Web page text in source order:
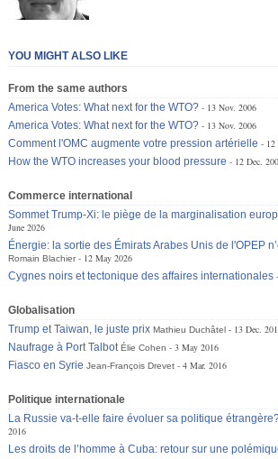
YOU MIGHT ALSO LIKE
From the same authors
America Votes: What next for the WTO?
13 Nov. 2006
America Votes: What next for the WTO?
13 Nov. 2006
Comment l'OMC augmente votre pression artérielle
12
How the WTO increases your blood pressure
12 Dec.
Commerce international
Sommet Trump-Xi: le piège de la marginalisation
June 2026
Énergie: la sortie des Émirats Arabes Unis de l'OPEP
Romain Blachier
12 May 2026
Cygnes noirs et tectonique des affaires internationales
Globalisation
Trump et Taiwan, le juste prix Mathieu Duchâtel
13 Dec.
Naufrage à Port Talbot Élie Cohen
3 May 2016
Fiasco en Syrie Jean-François Drevet 4 Mar. 2016
Politique internationale
La Russie va-t-elle faire évoluer sa politique
2016
Les droits de l’homme à Cuba: retour sur une